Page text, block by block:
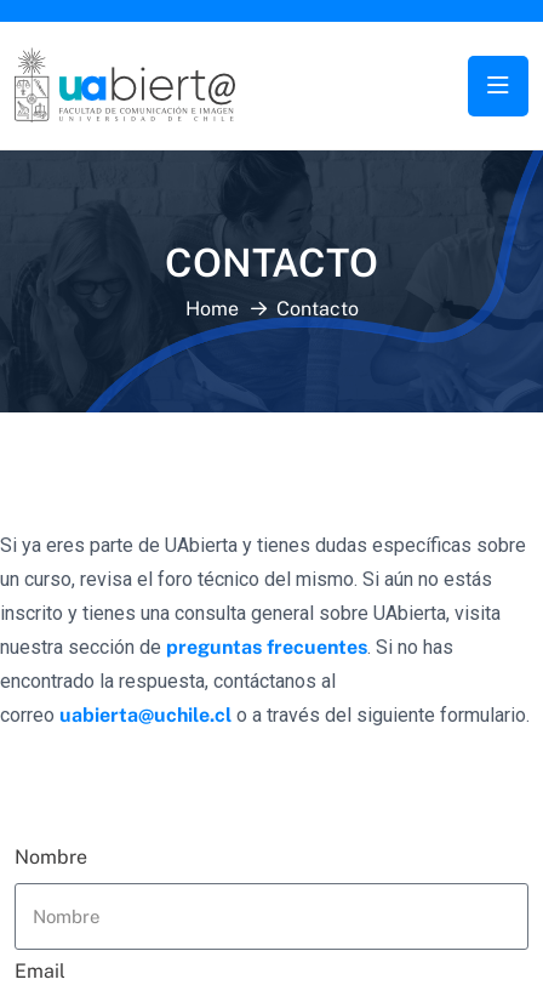
CONTACTO
Home Contacto
Si ya eres parte de UAbierta y tienes dudas específicas sobre
un curso, revisa el foro técnico del mismo. Si aún no estás
inscrito y tienes una consulta general sobre UAbierta, visita
nuestra sección de preguntas frecuentes. Si no has
encontrado la respuesta, contáctanos al
correo uabierta@uchile.cl o a través del siguiente formulario.
Nombre
Email